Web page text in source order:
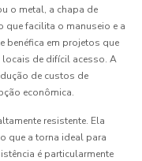
o metal, a chapa de
que facilita o manuseio e a
benéfica em projetos que
locais de difícil acesso. A
de custos de
econômica.
resistente. Ela
que a torna ideal para
é particularmente